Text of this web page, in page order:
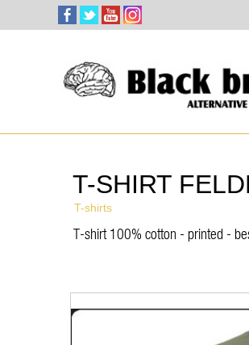
T-SHIRT
T-shirt 100% cotton - printed -
T-shirts